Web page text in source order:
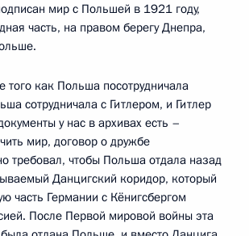
мир с Польшей в 1921 году,
часть, на правом берегу Днепра,
того как Польша посотрудничала
сотрудничала с Гитлером, и Гитлер
у нас в архивах есть –
мир, договор о дружбе
требовал, чтобы Польша отдала назад
Данцигский коридор, который
часть Германии с Кёнигсбергом
После Первой мировой войны эта